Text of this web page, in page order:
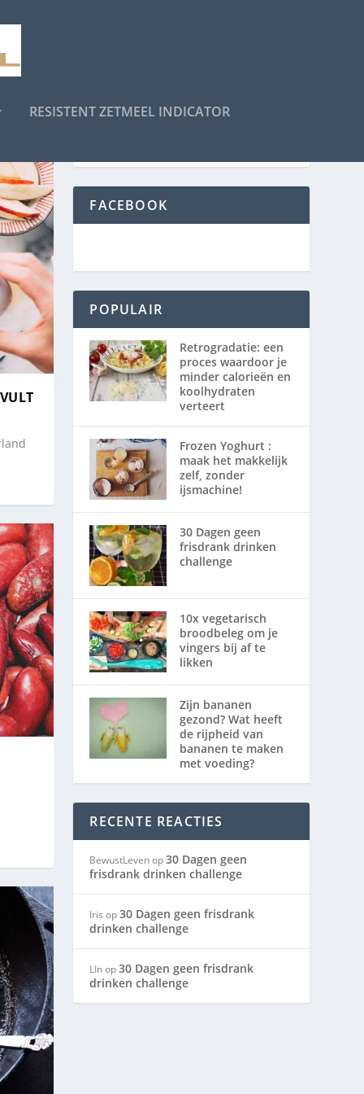
RESISTENT ZETMEEL INDICATOR
FACEBOOK
POPULAIR
Retrogradatie: een
proces waardoor je
minder calorieën en
koolhydraten
verteert
Frozen Yoghurt :
maak het makkelijk
zelf, zonder
ijsmachine!
30 Dagen geen
frisdrank drinken
challenge
10x vegetarisch
broodbeleg om je
vingers bij af te
likken
Zijn bananen
gezond? Wat heeft
de rijpheid van
bananen te maken
met voeding?
RECENTE REACTIES
BewustLevenop30 Dagen geen
frisdrank drinken challenge
Iris op30 Dagen geen frisdrank
drinken challenge
LInop30 Dagen geen frisdrank
drinken challenge